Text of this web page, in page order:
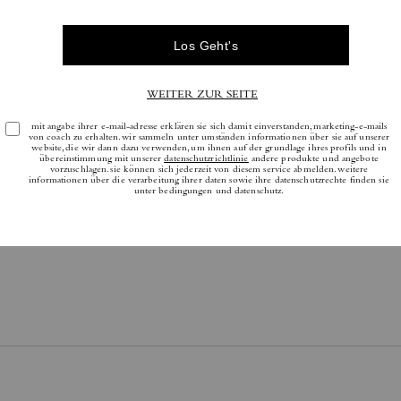
Bewertungen
Informationen darüber, wie wir unsere Bewertungen überprüfen, finden Sie